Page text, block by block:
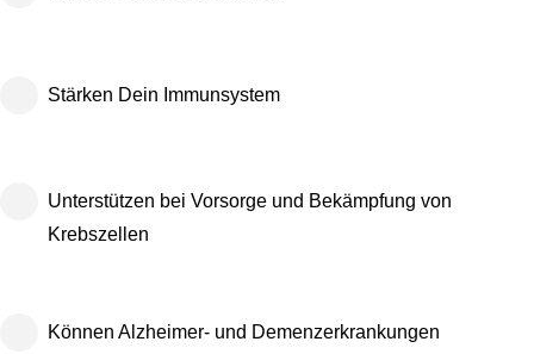
Stärken Dein Immunsystem
Unterstützen bei Vorsorge und Bekämpfung von
Krebszellen
Können Alzheimer- und Demenzerkrankungen